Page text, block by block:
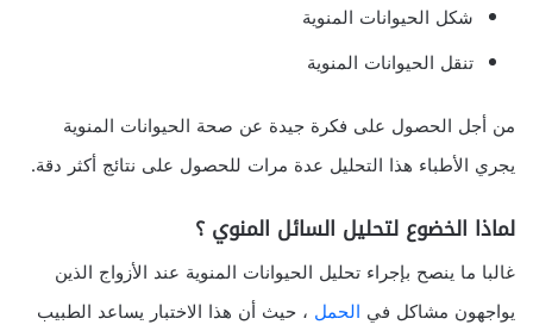
شكل الحيوانات المنوية
تنقل الحيوانات المنوية
من أجل الحصول على فكرة جيدة عن صحة الحيوانات المنوية
يجري الأطباء هذا التحليل عدة مرات للحصول على نتائج أكثر دقة.
لماذا الخضوع لتحليل السائل المنوي ؟
غالبا ما ينصح بإجراء تحليل الحيوانات المنوية عند الأزواج الذين
يواجهون مشاكل في الحمل ، حيث أن هذا الاختبار يساعد الطبيب